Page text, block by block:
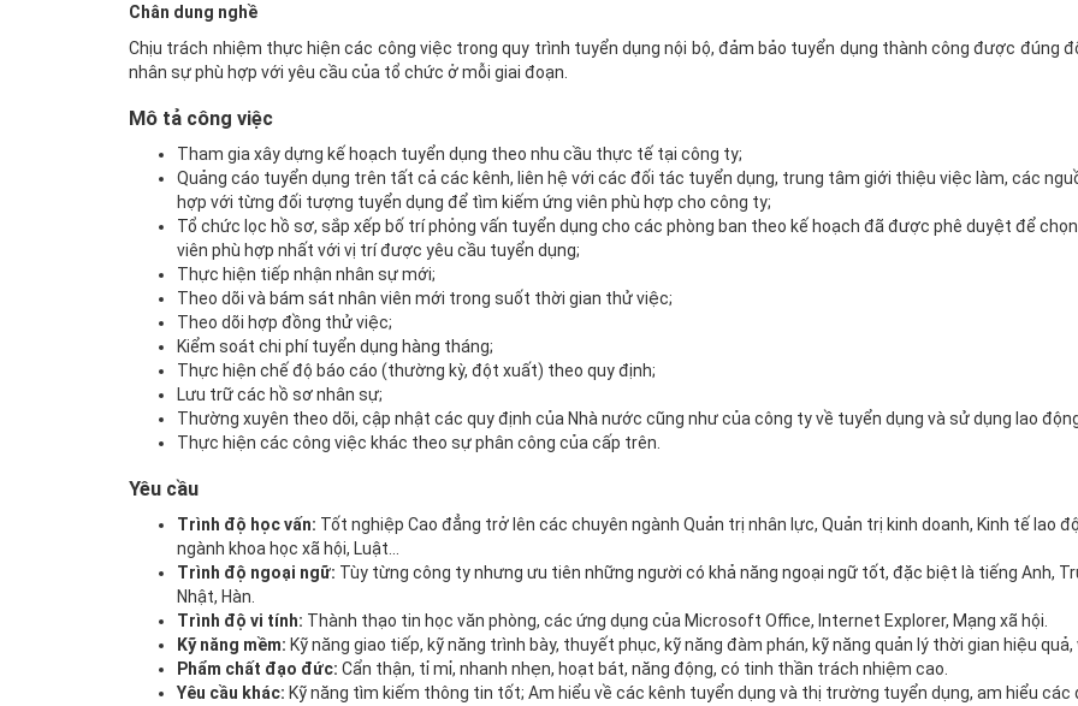
Chân dung nghề
Chịu trách nhiệm thực hiện các công việc trong quy trình tuyển dụng nội bộ, đảm bảo tuyển dụng thành công được đúng
nhân sự phù hợp với yêu cầu của tổ chức ở mỗi giai đoạn.
Mô tả công việc
Tham gia xây dựng kế hoạch tuyển dụng theo nhu cầu thực tế tại công ty;
Quảng cáo tuyển dụng trên tất cả các kênh, liên hệ với các đối tác tuyển dụng, trung tâm giới thiệu việc làm, các
hợp với từng đối tượng tuyển dụng để tìm kiếm ứng viên phù hợp cho công ty;
Tổ chức lọc hồ sơ, sắp xếp bố trí phỏng vấn tuyển dụng cho các phòng ban theo kế hoạch đã được phê duyệt để
viên phù hợp nhất với vị trí được yêu cầu tuyển dụng;
Thực hiện tiếp nhận nhân sự mới;
Theo dõi và bám sát nhân viên mới trong suốt thời gian thử việc;
Theo dõi hợp đồng thử việc;
Kiểm soát chi phí tuyển dụng hàng tháng;
Thực hiện chế độ báo cáo (thường kỳ, đột xuất) theo quy định;
Lưu trữ các hồ sơ nhân sự;
Thường xuyên theo dõi, cập nhật các quy định của Nhà nước cũng như của công ty về tuyển dụng và sử dụng lao
Thực hiện các công việc khác theo sự phân công của cấp trên.
Yêu cầu
Trình độ học vấn: Tốt nghiệp Cao đẳng trở lên các chuyên ngành Quản trị nhân lực, Quản trị kinh doanh, Kinh tế lao
ngành khoa học xã hội, Luật...
Trình độ ngoại ngữ: Tùy từng công ty nhưng ưu tiên những người có khả năng ngoại ngữ tốt, đặc biệt là tiếng Anh,
Nhật, Hàn.
Trình độ vi tính: Thành thạo tin học văn phòng, các ứng dụng của Microsoft Office, Internet Explorer, Mạng xã hội.
Kỹ năng mềm: Kỹ năng giao tiếp, kỹ năng trình bày, thuyết phục, kỹ năng đàm phán, kỹ năng quản lý thời gian hiệu quả,
Phẩm chất đạo đức: Cẩn thận, tỉ mỉ, nhanh nhẹn, hoạt bát, năng động, có tinh thần trách nhiệm cao.
Yêu cầu khác: Kỹ năng tìm kiếm thông tin tốt; Am hiểu về các kênh tuyển dụng và thị trường tuyển dụng, am hiểu các